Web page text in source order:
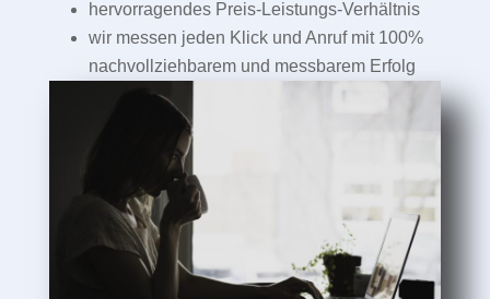
hervorragendes Preis-Leistungs-Verhältnis
wir messen jeden Klick und Anruf mit 100%
nachvollziehbarem und messbarem Erfolg